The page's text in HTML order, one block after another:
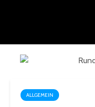
ALLGEMEIN